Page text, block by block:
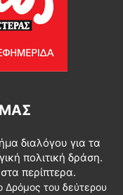
διαλόγου για τα
πολιτική δράση.
περίπτερα.
Δρόμος του δεύτερου